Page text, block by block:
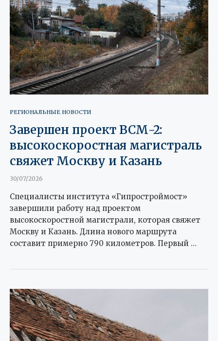
РЕГИОНАЛЬНЫЕ НОВОСТИ
Завершен проект ВСМ-2:
высокоскоростная магистраль
свяжет Москву и Казань
30/07/2026
Специалисты института «Гипростроймост»
завершили работу над проектом
высокоскоростной магистрали, которая свяжет
Москву и Казань. Длина нового маршрута
составит примерно 790 километров. Первый …